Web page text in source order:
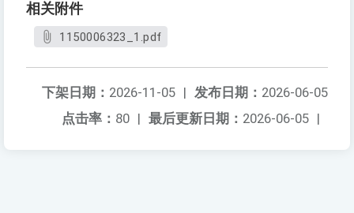
相关附件
1150006323_1.pdf
发布日期： 2026-06-05
下架日期： 2026-11-05 |
最后更新日期： 2026-06-05 |
点击率： 80 |